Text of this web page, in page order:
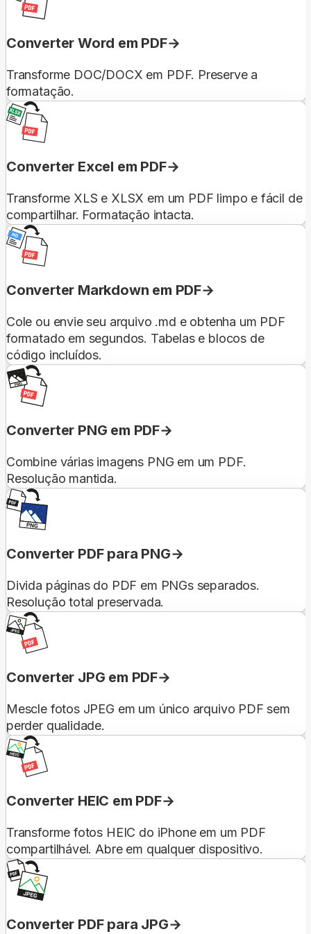
Converter Word em PDF
Transforme DOC/DOCX em PDF. Preserve a
formatação.
Converter Excel em PDF
Transforme XLS e XLSX em um PDF limpo e fácil de
compartilhar. Formatação intacta.
Converter Markdown em PDF
Cole ou envie seu arquivo .md e obtenha um PDF
formatado em segundos. Tabelas e blocos de
código incluídos.
Converter PNG em PDF
Combine várias imagens PNG em um PDF.
Resolução mantida.
Converter PDF para PNG
Divida páginas do PDF em PNGs separados.
Resolução total preservada.
Converter JPG em PDF
Mescle fotos JPEG em um único arquivo PDF sem
perder qualidade.
Converter HEIC em PDF
Transforme fotos HEIC do iPhone em um PDF
compartilhável. Abre em qualquer dispositivo.
Converter PDF para JPG